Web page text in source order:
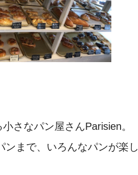
さなパン屋さんParisien。
まで、いろんなパンが楽し